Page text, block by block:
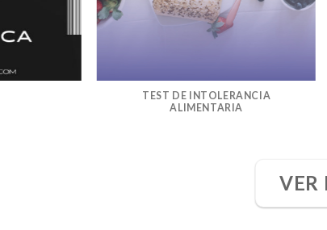
TEST DE INTOLERANCIA
ALIMENTARIA
VER